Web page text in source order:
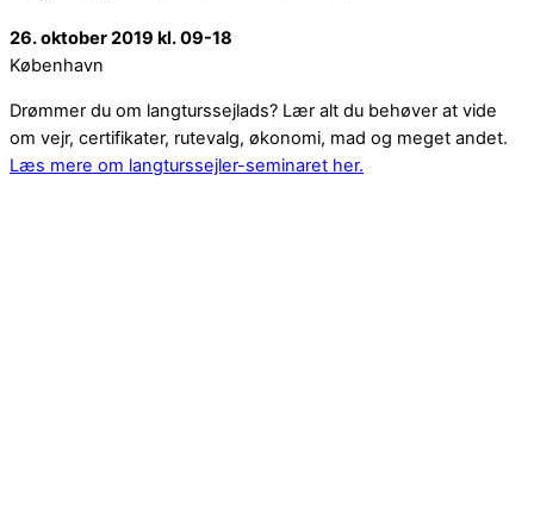
26. oktober 2019 kl. 09-18
København
Drømmer du om langturssejlads? Lær alt du behøver at vide
om vejr, certifikater, rutevalg, økonomi, mad og meget andet.
Læs mere om langturssejler-seminaret her.